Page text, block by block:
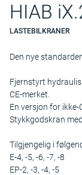
HIAB
LASTEBILKRANER
Den nye
Fjernstyrt
CE-merket.
En versjon for ikke-
Stykkgodskran
Tilgjengelig i
E-4, -5, -6, -7, -8
EP-2, -3, -4, -5